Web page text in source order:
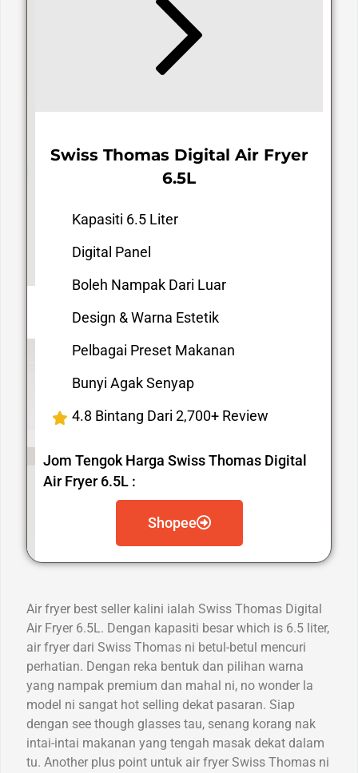
Swiss Thomas Digital Air Fryer
6.5L
Kapasiti 6.5 Liter
Digital Panel
Boleh Nampak Dari Luar
Design & Warna Estetik
Pelbagai Preset Makanan
Bunyi Agak Senyap
4.8 Bintang Dari 2,700+ Review
Jom Tengok Harga Swiss Thomas Digital
Air Fryer 6.5L :
Shopee
Air fryer best seller kalini ialah Swiss Thomas Digital
Air Fryer 6.5L. Dengan kapasiti besar which is 6.5 liter,
air fryer dari Swiss Thomas ni betul-betul mencuri
perhatian. Dengan reka bentuk dan pilihan warna
yang nampak premium dan mahal ni, no wonder la
model ni sangat hot selling dekat pasaran. Siap
dengan see though glasses tau, senang korang nak
intai-intai makanan yang tengah masak dekat dalam
tu. Another plus point untuk air fryer Swiss Thomas ni